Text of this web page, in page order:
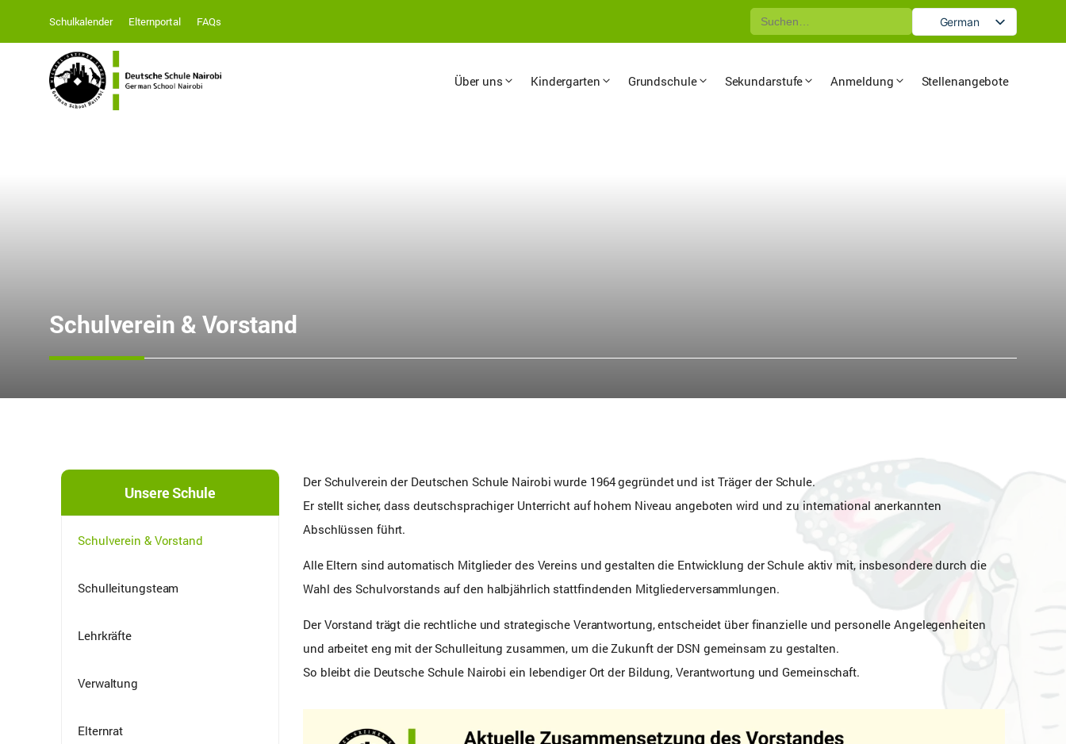
Schulkalender Elternportal FAQs
Suche
nach:
German
Über uns Kindergarten Grundschule Sekundarstufe Anmeldung Stellenangebote
Schulverein & Vorstand
Unsere Schule
Schulverein & Vorstand
Schulleitungsteam
Lehrkräfte
Verwaltung
Elternrat
Der Schulverein der Deutschen Schule Nairobi wurde 1964 gegründet und ist Träger der Schule.
Er stellt sicher, dass deutschsprachiger Unterricht auf hohem Niveau angeboten wird und zu international anerkannten
Abschlüssen führt.
Alle Eltern sind automatisch Mitglieder des Vereins und gestalten die Entwicklung der Schule aktiv mit, insbesondere durch die
Wahl des Schulvorstands auf den halbjährlich stattfindenden Mitgliederversammlungen.
Der Vorstand trägt die rechtliche und strategische Verantwortung, entscheidet über finanzielle und personelle Angelegenheiten
und arbeitet eng mit der Schulleitung zusammen, um die Zukunft der DSN gemeinsam zu gestalten.
So bleibt die Deutsche Schule Nairobi ein lebendiger Ort der Bildung, Verantwortung und Gemeinschaft.